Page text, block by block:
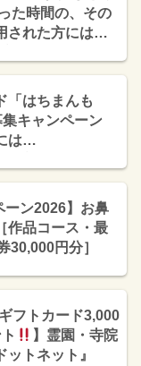
た時間の、その
された方には花
「はちまんも
キャンペーン
は
ーン2026】お鼻
作品コース・最
30,000円分］
フトカード3,000
】霊園・寺院
トネット』